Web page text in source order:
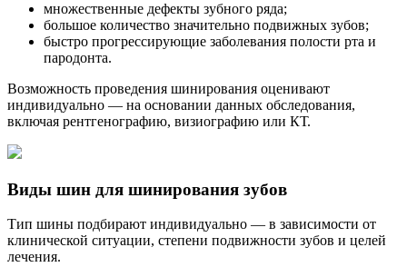
множественные дефекты зубного ряда;
большое количество значительно подвижных зубов;
быстро прогрессирующие заболевания полости рта и
пародонта.
Возможность проведения шинирования оценивают
индивидуально — на основании данных обследования,
включая рентгенографию, визиографию или КТ.
Виды шин для шинирования зубов
Тип шины подбирают индивидуально — в зависимости от
клинической ситуации, степени подвижности зубов и целей
лечения.